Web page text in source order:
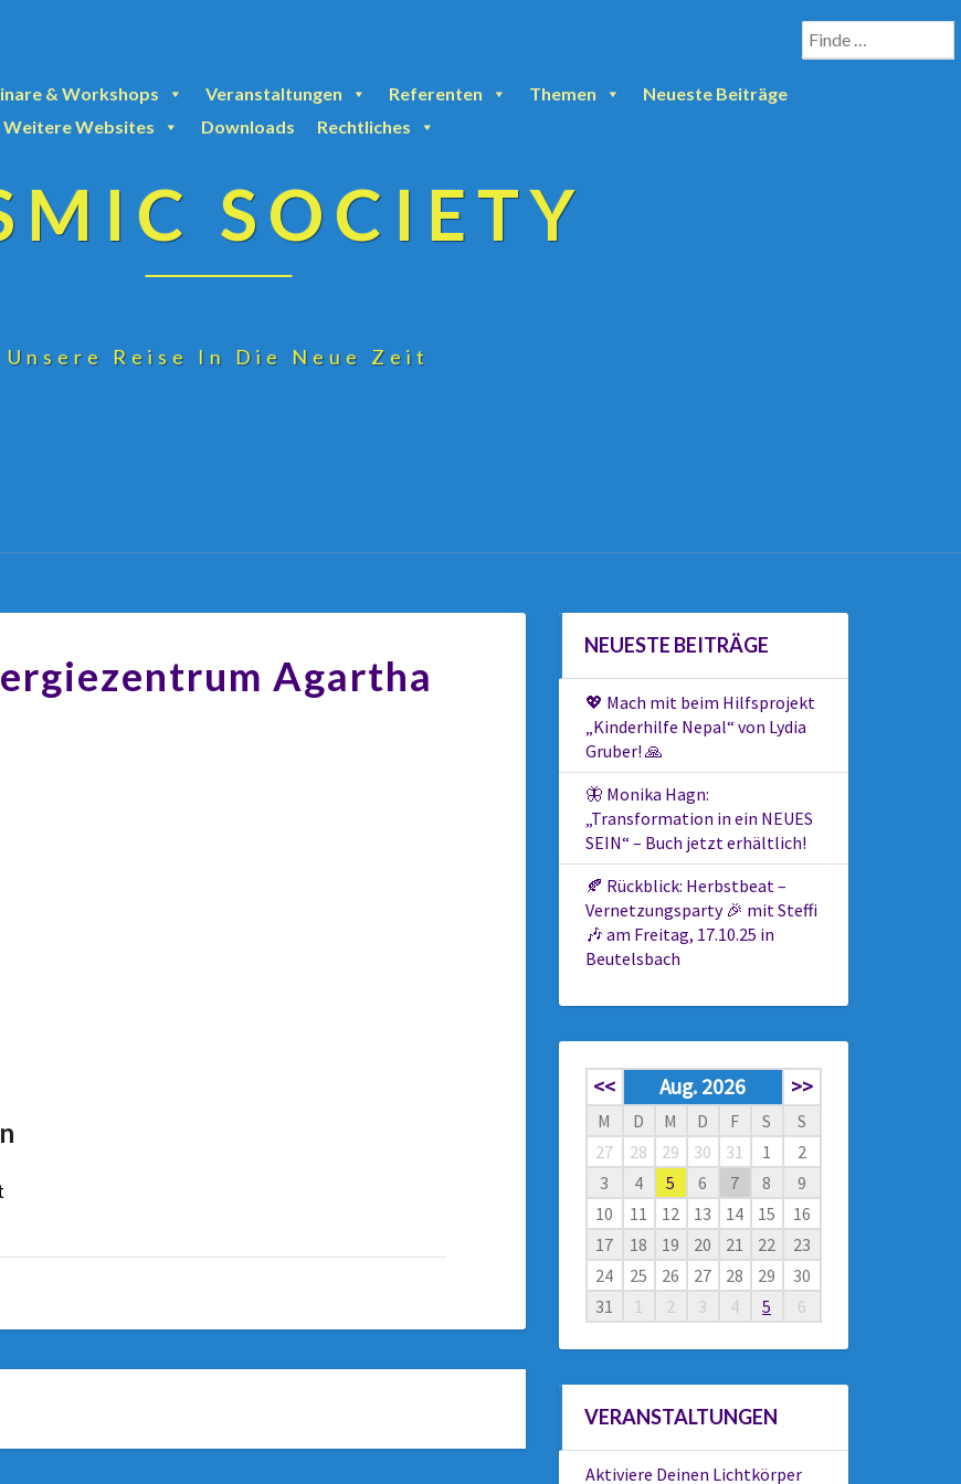
& Workshops Veranstaltungen Referenten Themen
Neueste Beiträge
Weitere Websites
Downloads Rechtliches
SOCIETY
Unsere Reise In Die Neue Zeit
Agartha
NEUESTE BEITRÄGE
💖 Mach mit beim Hilfsprojekt
„Kinderhilfe Nepal“ von Lydia
Gruber! 🙏
🦋 Monika Hagn:
„Transformation in ein NEUES
SEIN“ – Buch jetzt erhältlich!
🍂 Rückblick: Herbstbeat –
Vernetzungsparty 🎉 mit Steffi
🎶 am Freitag, 17.10.25 in
Beutelsbach
<< Aug. 2026 >>
M D M D F S
S
27
28 29 30 31 1
2
3
4 5 6 7 8
9
10
11 12 13 14 15
16
17
18 19 20 21 22
23
24
25 26 27 28 29
30
31
1 2 3 4 5 6
VERANSTALTUNGEN
Aktiviere Deinen Lichtkörper